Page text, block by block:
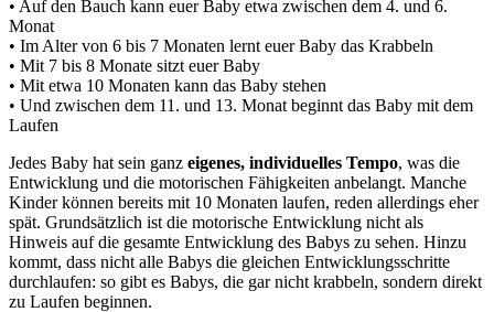
• Auf den Bauch kann euer Baby etwa zwischen dem 4. und 6.
Monat
• Im Alter von 6 bis 7 Monaten lernt euer Baby das Krabbeln
• Mit 7 bis 8 Monate sitzt euer Baby
• Mit etwa 10 Monaten kann das Baby stehen
• Und zwischen dem 11. und 13. Monat beginnt das Baby mit dem
Laufen
Jedes Baby hat sein ganz eigenes, individuelles Tempo, was die
Entwicklung und die motorischen Fähigkeiten anbelangt. Manche
Kinder können bereits mit 10 Monaten laufen, reden allerdings eher
spät. Grundsätzlich ist die motorische Entwicklung nicht als
Hinweis auf die gesamte Entwicklung des Babys zu sehen. Hinzu
kommt, dass nicht alle Babys die gleichen Entwicklungsschritte
durchlaufen: so gibt es Babys, die gar nicht krabbeln, sondern direkt
zu Laufen beginnen.